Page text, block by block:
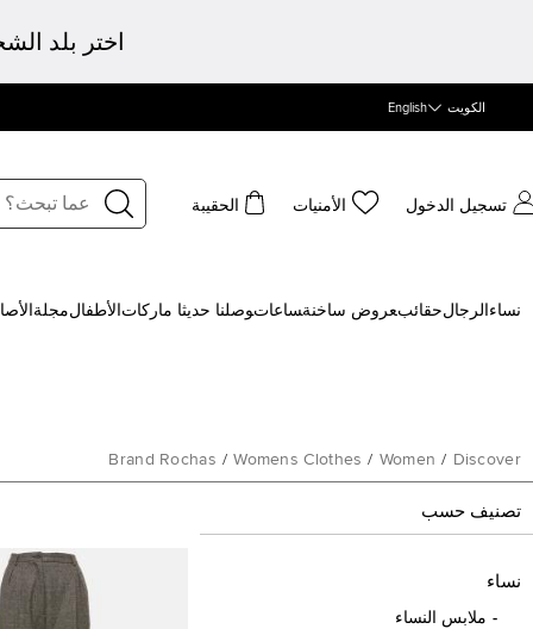
اختر بلد
الكويت English
تسجيل الدخول الأمنيات الحقيبة
نساء الرجالحقائب‍عروض ساخنة‍ساعات‍وصلنا حديثا ‍ ماركات الأطفالمجلة
Discover
/
Women
/
Womens Clothes
/
Brand Rochas
تصنيف حسب
نساء
ملابس النساء